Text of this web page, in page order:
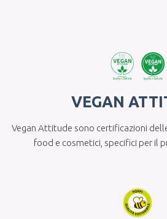
VEGAN
Vegan Attitude sono certificazioni
food e cosmetici, specifici per il